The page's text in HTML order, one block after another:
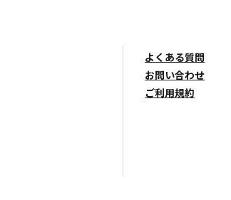
よくある質問
お問い合わせ
ご利用規約